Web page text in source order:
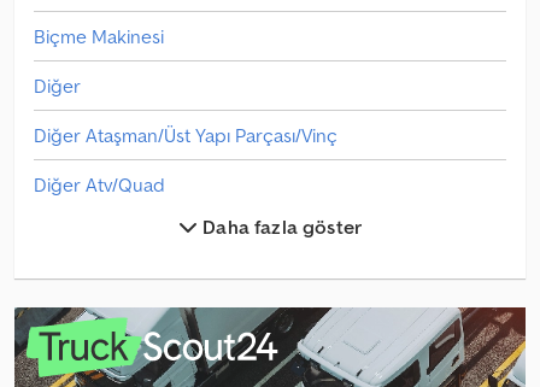
Biçme Makinesi
Diğer
Diğer Ataşman/Üst Yapı Parçası/Vinç
Diğer Atv/Quad
Diğer Jantlar/Tekerlekler/Tekerlekler
Diğer Parçalar Ve Aksesuarlar
Diğer Seçici
Daha fazla göster